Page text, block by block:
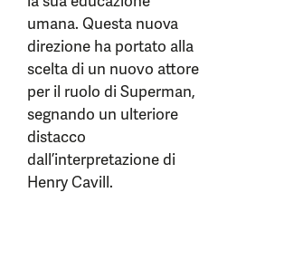
umana. Questa nuova
direzione ha portato alla
scelta di un nuovo attore
per il ruolo di Superman,
segnando un ulteriore
distacco
dall’interpretazione di
Henry Cavill.